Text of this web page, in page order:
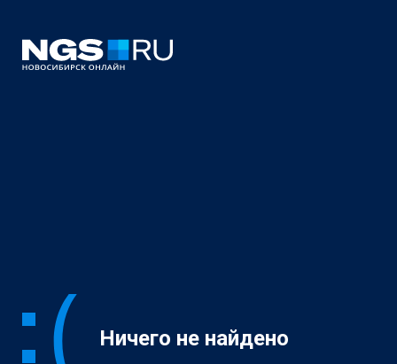
Ничего не найдено